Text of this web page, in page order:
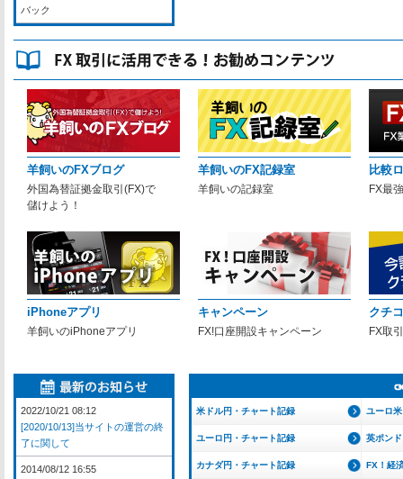
バック
羊飼いのFXブログ
外国為替証拠金取引(FX)で
儲けよう！
羊飼いのFX記録室
羊飼いの記録室
比較
FX最
iPhoneアプリ
羊飼いのiPhoneアプリ
キャンペーン
FX!口座開設キャンペーン
クチ
FX取
米ドル円・チャート記録 ユーロ
ユーロ円・チャート記録 英ポン
カナダ円・チャート記録 FX！経
2022/10/21 08:12
[2020/10/13]当サイトの運営の終
了に関して
2014/08/12 16:55